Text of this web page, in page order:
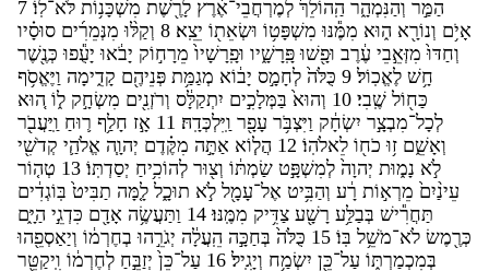
המר והנמהר ההולך למרחבי־ארץ לרשת משכנות לא־לו 7
אים ונורא הוא ממנוּ משפטו ושאתו יצא 8 וקלוּ מנמרים סוסיו
וחדוּ֙ מזאבי ערב ופשוּ פרשיו ופרשיו מרחוק יבאוּ יעפוּ כנשר
חש לאכול 9 כלה לחמס יבוא מגמת פניהם קדימה ויאסף
כחול שבי 10 והוא במלכים יתקלס ורזנים משחק לו הוא
לכל־מבצר ישחק ויצבר עפר וילכדה 11 אז חלף רוח ויעבר
ואשם זוּ כחו לאלהו 12 הלוא אתה מקדם יהוה אלהי קדשי
לא נמות יהוה למשפט שמתו וצור להוכיח יסדתו 13 טהור
עינים מראות רע והביט אל־עמל לא תוכל למה תביט בוגדים
תחריש בבלע רשע צדיק ממנוּ׃ 14 ותעשה אדם כדגי הים
כרמש לא־משל בו 15 כלה בחכה העלה יגרהוּ בחרמו ויאספהו
במכמרתו על־כן ישמח ויגיל 16 על־כן יזבח לחרמו ויקטר